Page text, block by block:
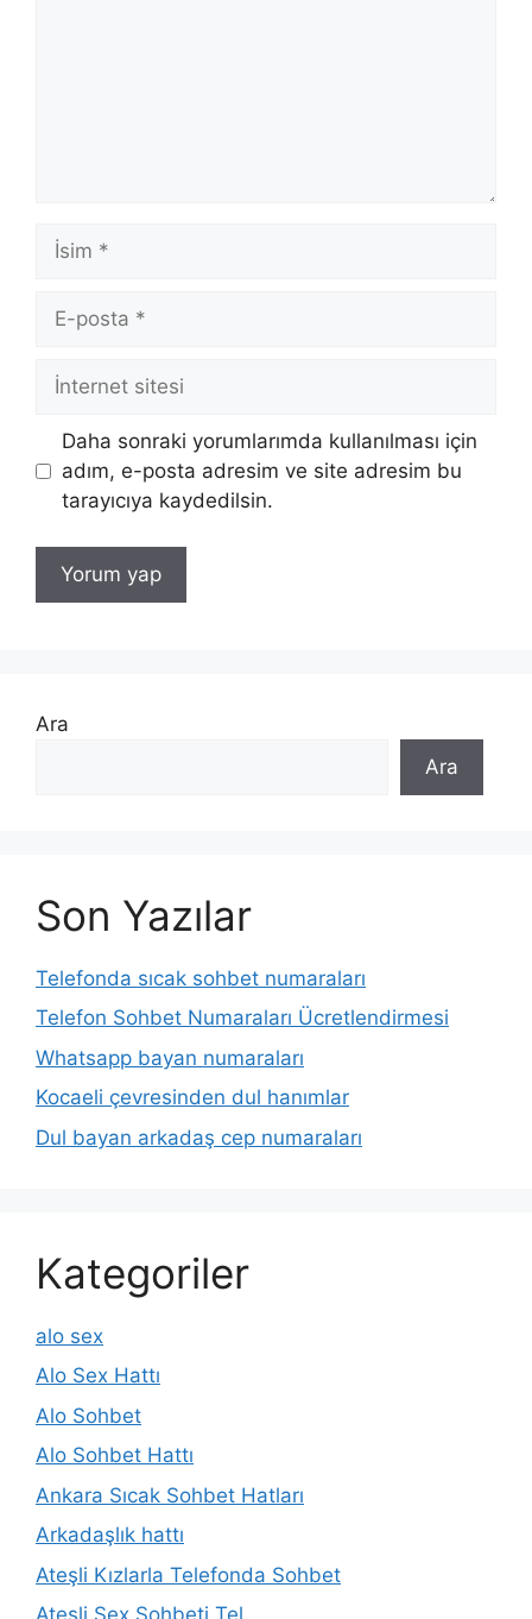
İsim
posta
İnternet
Daha sonraki yorumlarımda kullanılması için
adım, e-posta adresim ve site adresim bu
tarayıcıya kaydedilsin.
Ara
Ara
Son Yazılar
Telefonda sıcak sohbet numaraları
Telefon Sohbet Numaraları Ücretlendirmesi
Whatsapp bayan numaraları
Kocaeli çevresinden dul hanımlar
Dul bayan arkadaş cep numaraları
Kategoriler
alo sex
Alo Sex Hattı
Alo Sohbet
Alo Sohbet Hattı
Ankara Sıcak Sohbet Hatları
Arkadaşlık hattı
Ateşli Kızlarla Telefonda Sohbet
Ateşli Sex Sohbeti Tel